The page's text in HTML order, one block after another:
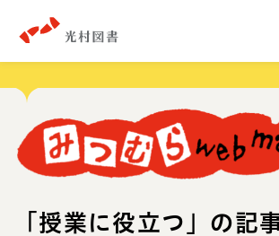
「授業に役立つ」の記